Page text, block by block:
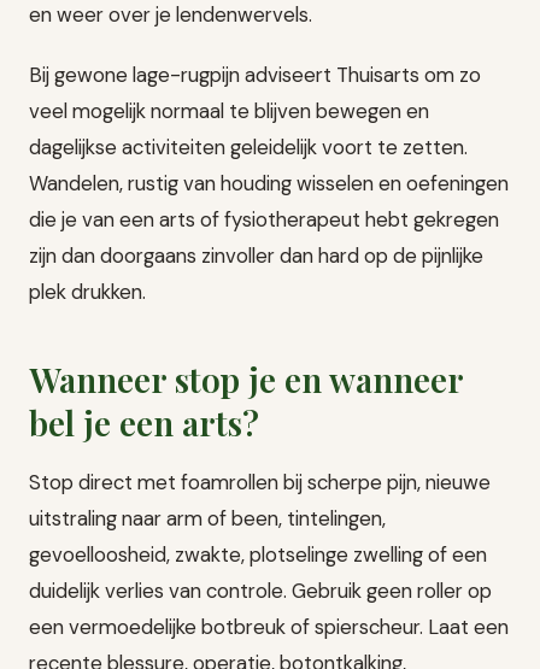
en weer over je lendenwervels.
Bij gewone lage-rugpijn adviseert Thuisarts om zo
veel mogelijk normaal te blijven bewegen en
dagelijkse activiteiten geleidelijk voort te zetten.
Wandelen, rustig van houding wisselen en oefeningen
die je van een arts of fysiotherapeut hebt gekregen
zijn dan doorgaans zinvoller dan hard op de pijnlijke
plek drukken.
Wanneer stop je en wanneer
bel je een arts?
Stop direct met foamrollen bij scherpe pijn, nieuwe
uitstraling naar arm of been, tintelingen,
gevoelloosheid, zwakte, plotselinge zwelling of een
duidelijk verlies van controle. Gebruik geen roller op
een vermoedelijke botbreuk of spierscheur. Laat een
recente blessure, operatie, botontkalking,